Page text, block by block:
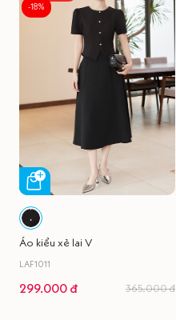
-18%
Áo kiểu xẻ lai V
LAF1011
299.000 đ 365.000 đ